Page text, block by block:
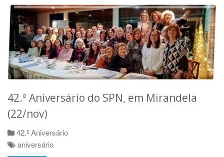
42.º Aniversário do SPN, em Mirandela
(22/nov)
42.º Aniversário
aniversário